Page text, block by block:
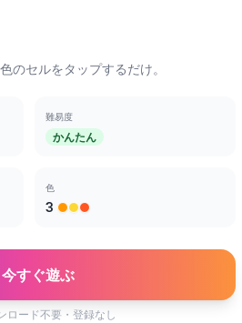
のセルをタップするだけ。
難易度
かんたん
色
3
すぐ遊ぶ
ロード不要・登録なし